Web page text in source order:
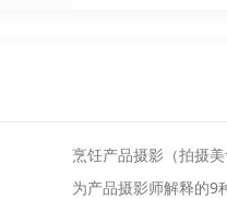
烹饪产品摄影（拍摄美
为产品摄影师解释的9